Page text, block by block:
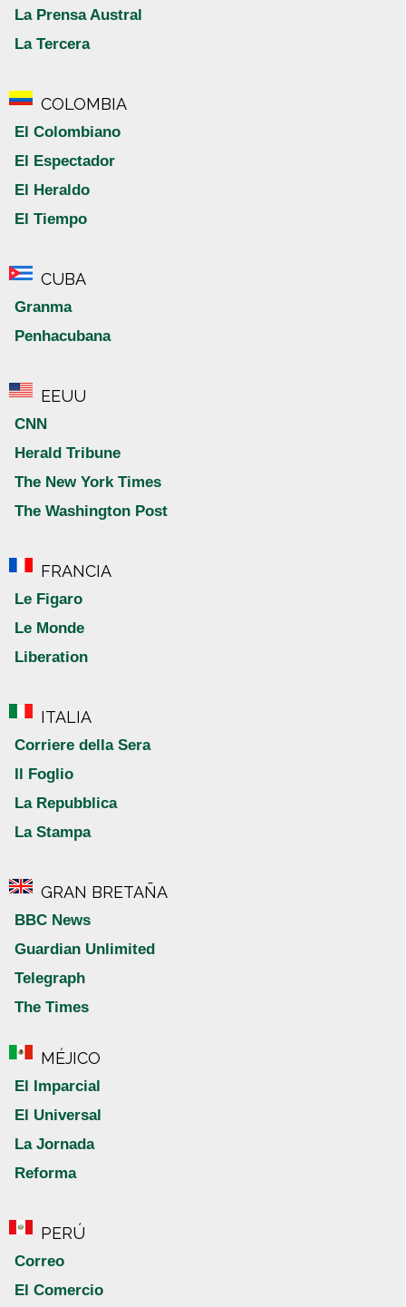
La Prensa Austral
La Tercera
COLOMBIA
El Colombiano
El Espectador
El Heraldo
El Tiempo
CUBA
Granma
Penhacubana
EEUU
CNN
Herald Tribune
The New York Times
The Washington Post
FRANCIA
Le Figaro
Le Monde
Liberation
ITALIA
Corriere della Sera
Il Foglio
La Repubblica
La Stampa
GRAN BRETAÑA
BBC News
Guardian Unlimited
Telegraph
The Times
MÉJICO
El Imparcial
El Universal
La Jornada
Reforma
PERÚ
Correo
El Comercio